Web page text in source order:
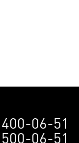
400-06-51
500-06-51